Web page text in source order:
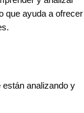
que ayuda a ofrecer
analizando y